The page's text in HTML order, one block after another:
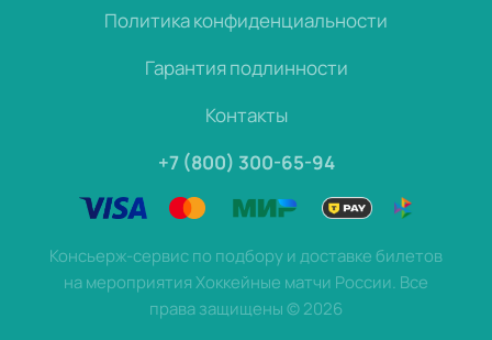
Политика конфиденциальности
Гарантия подлинности
Контакты
+7 (800) 300-65-94
Консьерж-сервис по подбору и доставке билетов
на мероприятия Хоккейные матчи России. Все
права защищены©2026